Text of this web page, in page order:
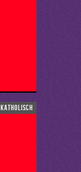
katholisch